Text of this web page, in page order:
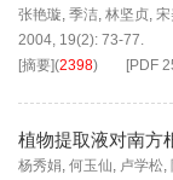
张艳璇, 季洁, 林坚贞, 宋
2004, 19(2): 73-77.
[摘要](2398) [PDF
植物提取液对南方
杨秀娟, 何玉仙, 卢学松,